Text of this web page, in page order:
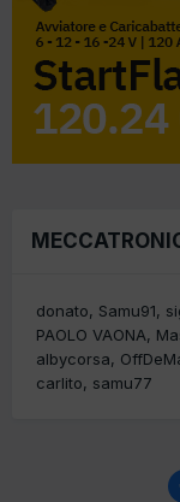
donato Samu91
PAOLO VAONA
albycorsa
carlito
samu77